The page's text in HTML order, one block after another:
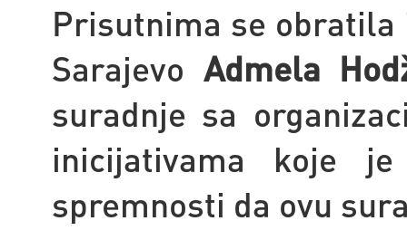
Prisutnima se obratila
Sarajevo Admela
suradnje sa
inicijativama koje
spremnosti da ovu